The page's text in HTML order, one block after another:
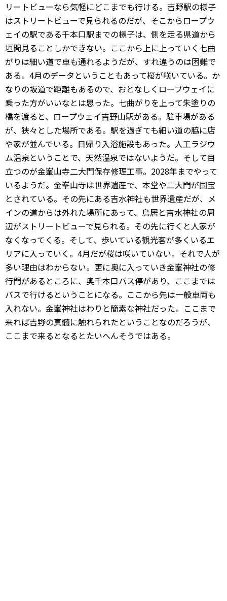
リートビューなら気軽にどこまでも行ける。吉野駅の様子
はストリートビューで見られるのだが、そこからロープウ
ェイの駅である千本口駅までの様子は、側を走る県道から
垣間見ることしかできない。ここから上に上っていく七曲
がりは細い道で車も通れるようだが、すれ違うのは困難で
ある。4月のデータということもあって桜が咲いている。か
なりの坂道で距離もあるので、おとなしくロープウェイに
乗った方がいいなとは思った。七曲がりを上って朱塗りの
橋を渡ると、ロープウェイ吉野山駅がある。駐車場がある
が、狭々とした場所である。駅を過ぎても細い道の脇に店
や家が並んでいる。日帰り入浴施設もあった。人工ラジウ
ム温泉ということで、天然温泉ではないようだ。そして目
立つのが金峯山寺二大門保存修理工事。2028年までやって
いるようだ。金峯山寺は世界遺産で、本堂や二大門が国宝
とされている。その先にある吉水神社も世界遺産だが、メ
インの道からは外れた場所にあって、鳥居と吉水神社の周
辺がストリートビューで見られる。その先に行くと人家が
なくなってくる。そして、歩いている観光客が多くいるエ
リアに入っていく。4月だが桜は咲いていない。それで人が
多い理由はわからない。更に奥に入っていき金峯神社の修
行門があるところに、奥千本口バス停があり、ここまでは
バスで行けるということになる。ここから先は一般車両も
入れない。金峯神社はわりと簡素な神社だった。ここまで
来れば吉野の真髄に触れられたということなのだろうが、
ここまで来るとなるとたいへんそうではある。